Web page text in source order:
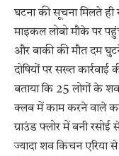
घटना की सूचना मिलते ही
माइकल लोबो मौके पर
और बाकी की मौत दम
दोषियों पर सख्त
बताया कि 25 लोगों के
क्लब में काम करने वाले
ग्राउंड फ्लोर में बनी
ज्यादा शव किचन एरिया